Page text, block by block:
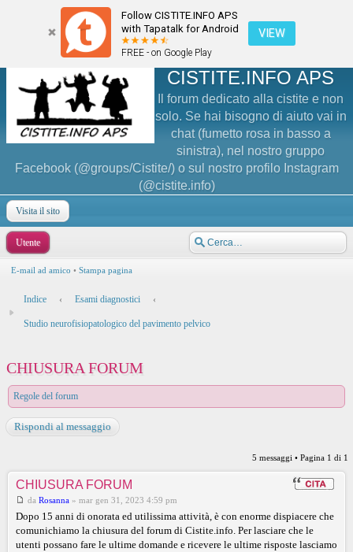
Follow CISTITE.INFO APS
with Tapatalk for Android
FREE - on Google Play
VIEW
CISTITE.INFO APS
Il forum dedicato alla cistite e non
solo. Se hai bisogno di aiuto vai in
chat (fumetto rosa in basso a
sinistra), nel nostro gruppo
Facebook (@groups/Cistite/) o sul nostro profilo Instagram
(@cistite.info)
Visita il sito
Utente
E-mail ad amico • Stampa pagina
Indice ‹ Esami diagnostici ‹
Studio neurofisiopatologico del pavimento pelvico
CHIUSURA FORUM
Regole del forum
Rispondi al messaggio
5 messaggi • Pagina 1 di 1
CHIUSURA FORUM
da Rosanna » mar gen 31, 2023 4:59 pm
Dopo 15 anni di onorata ed utilissima attività, è con enorme dispiacere che
comunichiamo la chiusura del forum di Cistite.info. Per lasciare che le
utenti possano fare le ultime domande e ricevere le ultime risposte lasciamo